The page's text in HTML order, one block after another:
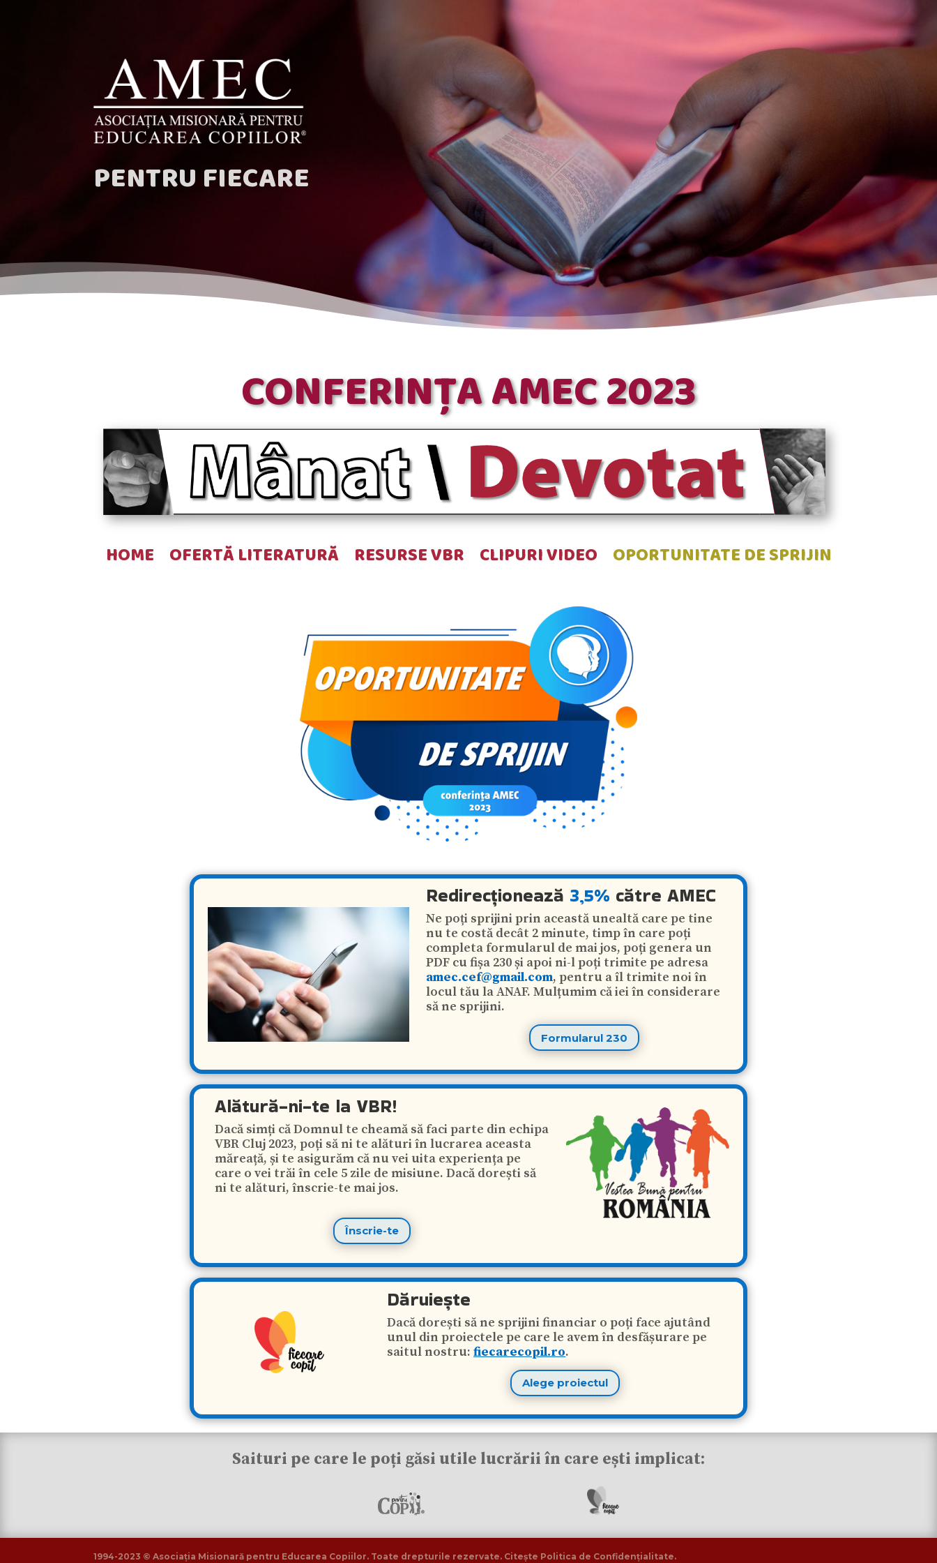
PENTRU FIECARE
CONFERINȚA AMEC 2023
HOME OFERTĂ LITERATURĂ RESURSE VBR CLIPURI VIDEO OPORTUNITATE DE SPRIJIN
Redirecționează 3,5% către AMEC
Ne poți sprijini prin această unealtă care pe tine
nu te costă decât 2 minute, timp în care poți
completa formularul de mai jos, poți genera un
PDF cu fișa 230 și apoi ni-l poți trimite pe adresa
amec.cef@gmail.com, pentru a îl trimite noi în
locul tău la ANAF. Mulțumim că iei în considerare
să ne sprijini.
Formularul 230
Alătură-ni-te la VBR!
Dacă simți că Domnul te cheamă să faci parte din echipa
VBR Cluj 2023, poți să ni te alături în lucrarea aceasta
măreață, și te asigurăm că nu vei uita experiența pe
care o vei trăi în cele 5 zile de misiune. Dacă dorești să
ni te alături, înscrie-te mai jos.
Înscrie-te
Dăruiește
Dacă dorești să ne sprijini financiar o poți face ajutând
unul din proiectele pe care le avem în desfășurare pe
saitul nostru: fiecarecopil.ro.
Alege proiectul
Saituri pe care le poți găsi utile lucrării în care ești implicat:
1994-2023 © Asociația Misionară pentru Educarea Copiilor. Toate drepturile rezervate. Citește Politica de Confidențialitate.